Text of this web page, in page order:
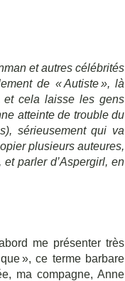
et autres célébrités
de « Autiste », là
et cela laisse les gens
atteinte de trouble du
sérieusement qui va
plusieurs auteures,
parler d’Aspergirl, en
me présenter très
», ce terme barbare
ma compagne, Anne